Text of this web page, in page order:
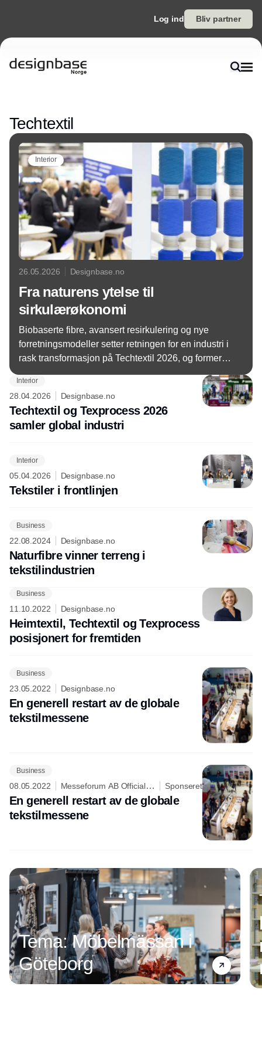
Log ind Bliv partner
Techtextil
Interior
26.05.2026 Designbase.no
Fra naturens ytelse til
sirkulærøkonomi
Biobaserte fibre, avansert resirkulering og nye
forretningsmodeller setter retningen for en industri i
rask transformasjon på Techtextil 2026, og former
Interior
28.04.2026 Designbase.no
Techtextil og Texprocess 2026
samler global industri
Interior
05.04.2026 Designbase.no
Tekstiler i frontlinjen
Business
22.08.2024 Designbase.no
Naturfibre vinner terreng i
tekstilindustrien
Business
11.10.2022 Designbase.no
Heimtextil, Techtextil og Texprocess
posisjonert for fremtiden
Business
23.05.2022 Designbase.no
En generell restart av de globale
tekstilmessene
Business
08.05.2022
Messeforum AB Official
representative of Messe Frankfurt
Exhibition GmbH in Sweden and
Norway
Sponseret
En generell restart av de globale
tekstilmessene
Tema: Möbelmässan i
Göteborg